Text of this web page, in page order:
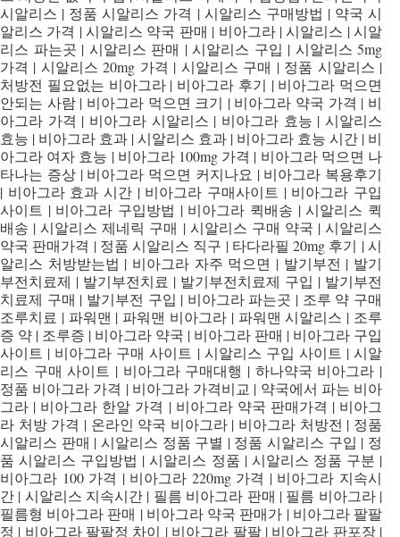
시알리스 | 정품 시알리스 가격 | 시알리스 구매방법 | 약국 시
알리스 가격 | 시알리스 약국 판매 | 비아그라 | 시알리스 | 시알
리스 파는곳 | 시알리스 판매 | 시알리스 구입 | 시알리스 5mg
가격 | 시알리스 20mg 가격 | 시알리스 구매 | 정품 시알리스 |
처방전 필요없는 비아그라 | 비아그라 후기 | 비아그라 먹으면
안되는 사람 | 비아그라 먹으면 크기 | 비아그라 약국 가격 | 비
아그라 가격 | 비아그라 시알리스 | 비아그라 효능 | 시알리스
효능 | 비아그라 효과 | 시알리스 효과 | 비아그라 효능 시간 | 비
아그라 여자 효능 | 비아그라 100mg 가격 | 비아그라 먹으면 나
타나는 증상 | 비아그라 먹으면 커지나요 | 비아그라 복용후기
| 비아그라 효과 시간 | 비아그라 구매사이트 | 비아그라 구입
사이트 | 비아그라 구입방법 | 비아그라 퀵배송 | 시알리스 퀵
배송 | 시알리스 제네릭 구매 | 시알리스 구매 약국 | 시알리스
약국 판매가격 | 정품 시알리스 직구 | 타다라필 20mg 후기 | 시
알리스 처방받는법 | 비아그라 자주 먹으면 | 발기부전 | 발기
부전치료제 | 발기부전치료 | 발기부전치료제 구입 | 발기부전
치료제 구매 | 발기부전 구입 | 비아그라 파는곳 | 조루 약 구매
조루치료 | 파워맨 | 파워맨 비아그라 | 파워맨 시알리스 | 조루
증 약 | 조루증 | 비아그라 약국 | 비아그라 판매 | 비아그라 구입
사이트 | 비아그라 구매 사이트 | 시알리스 구입 사이트 | 시알
리스 구매 사이트 | 비아그라 구매대행 | 하나약국 비아그라 |
정품 비아그라 가격 | 비아그라 가격비교 | 약국에서 파는 비아
그라 | 비아그라 한알 가격 | 비아그라 약국 판매가격 | 비아그
라 처방 가격 | 온라인 약국 비아그라 | 비아그라 처방전 | 정품
시알리스 판매 | 시알리스 정품 구별 | 정품 시알리스 구입 | 정
품 시알리스 구입방법 | 시알리스 정품 | 시알리스 정품 구분 |
비아그라 100 가격 | 비아그라 220mg 가격 | 비아그라 지속시
간 | 시알리스 지속시간 | 필름 비아그라 판매 | 필름 비아그라 |
필름형 비아그라 판매 | 비아그라 약국 판매가 | 비아그라 팔팔
정 | 비아그라 팔팔정 차이 | 비아그라 팔팔 | 비아그라 판포장 |